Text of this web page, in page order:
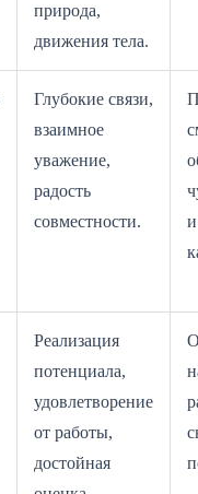
природа,
движения тела.
Глубокие связи,
взаимное
уважение,
радость
совместности.
Реализация
потенциала,
удовлетворение
от работы,
достойная